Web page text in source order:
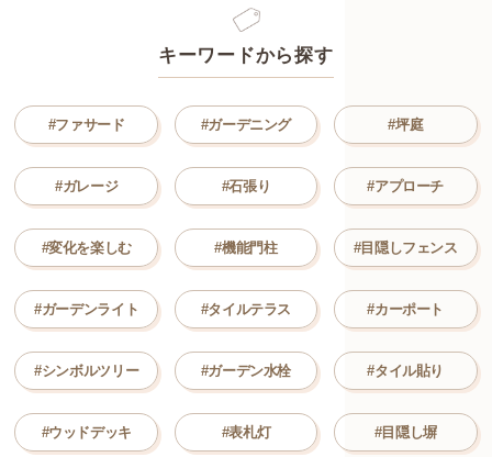
キーワードから探す
#ファサード #ガーデニング #坪庭
#ガレージ #石張り #アプローチ
#変化を楽しむ #機能門柱 #目隠しフェンス
#ガーデンライト #タイルテラス #カーポート
#シンボルツリー #ガーデン水栓 #タイル貼り
#ウッドデッキ #表札灯 #目隠し塀